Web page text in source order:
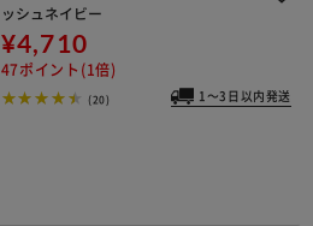
ッシュネイビー
¥4,710
47ポイント(1倍)
(20) 1～3日以内発送